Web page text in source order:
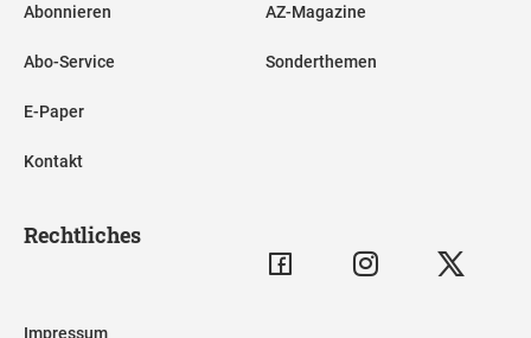
Abonnieren
Abo-Service
E-Paper
Kontakt
AZ-Magazine
Sonderthemen
Rechtliches
Impressum